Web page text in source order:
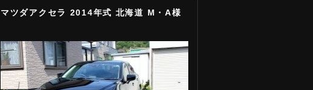
マツダアクセラ 2014年式 北海道 M・A様